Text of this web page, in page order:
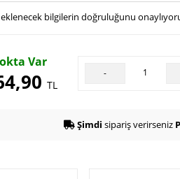
bilgilerin doğruluğunu
Var
TL
-
Şimdi sipariş verirseniz